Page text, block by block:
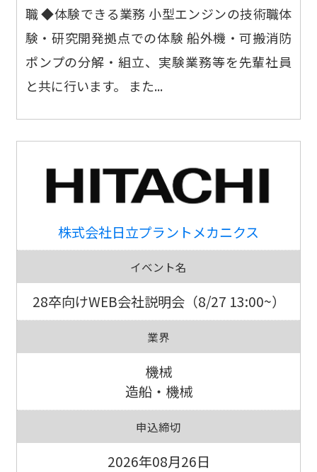
職 ◆体験できる業務 小型エンジンの技術職体
験・研究開発拠点での体験 船外機・可搬消防
ポンプの分解・組立、実験業務等を先輩社員
と共に行います。 また...
株式会社日立プラントメカニクス
イベント名
28卒向けWEB会社説明会（8/27 13:00~）
業界
機械
造船・機械
申込締切
2026年08月26日